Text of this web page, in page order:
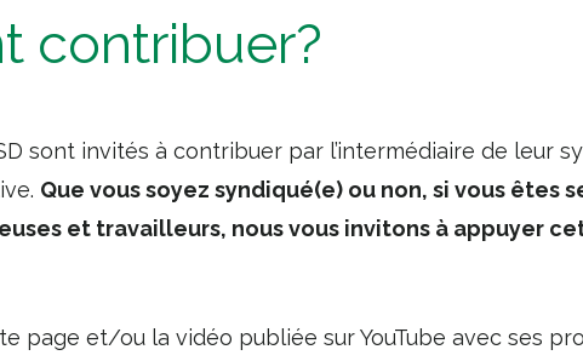
contribuer?
sont invités à contribuer par l’intermédiaire de leur
Que vous soyez syndiqué(e) ou non, si vous êtes
et travailleurs, nous vous invitons à appuyer
page et/ou la vidéo publiée sur YouTube avec ses